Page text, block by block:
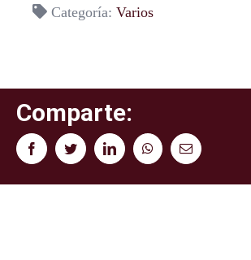
Categoría: Varios
Comparte:
FacebookTwitterLinkedInWhatsAppCorreo
electrónico